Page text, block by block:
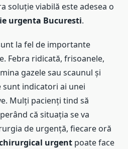
soluție viabilă este adesea o
urgenta Bucuresti.
la fel de importante
Febra ridicată, frisoanele,
gazele sau scaunul și
indicatori ai unei
Mulți pacienți tind să
că situația se va
de urgență, fiecare oră
urgent poate face